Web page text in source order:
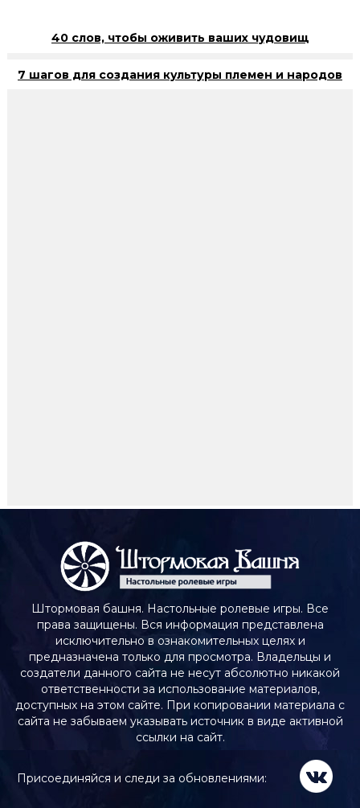
40 слов, чтобы оживить ваших чудовищ
7 шагов для создания культуры племен и народов
Штормовая башня. Настольные ролевые игры. Все
права защищены. Вся информация представлена
исключительно в ознакомительных целях и
предназначена только для просмотра. Владельцы и
создатели данного сайта не несут абсолютно никакой
ответственности за использование материалов,
доступных на этом сайте. При копировании материала с
сайта не забываем указывать источник в виде активной
ссылки на сайт.
Присоединяйся и следи за обновлениями: